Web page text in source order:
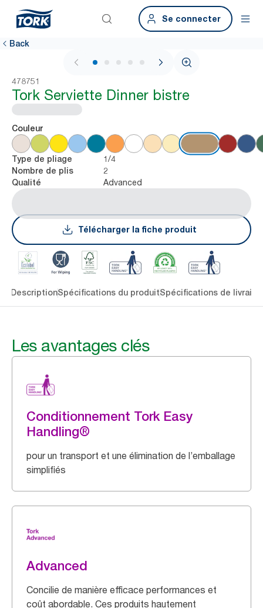
Se connecter
Back
1 / 5
478751
Tork Serviette Dinner bistre
Couleur
Type de pliage 1/4
Nombre de plis 2
Qualité Advanced
Télécharger la fiche produit
DescriptionSpécifications du produitSpécifications de
Les avantages clés
Conditionnement Tork Easy
Handling®
pour un transport et une élimination de l’emballage
simplifiés
Advanced
Concilie de manière efficace performances et
coût abordable. Ces produits hautement